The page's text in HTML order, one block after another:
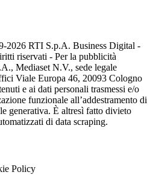
2026 RTI S.p.A. Business Digital -
riservati - Per la pubblicità
Mediaset N.V., sede legale
Viale Europa 46, 20093 Cologno
e ai dati personali trasmessi e/o
funzionale all’addestramento di
generativa. È altresì fatto divieto
di data scraping.
Policy